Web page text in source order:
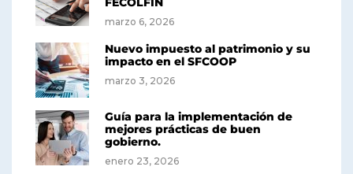
marzo 6, 2026
Nuevo impuesto al patrimonio y su
impacto en el SFCOOP
marzo 3, 2026
Guía para la implementación de
mejores prácticas de buen
gobierno.
enero 23, 2026